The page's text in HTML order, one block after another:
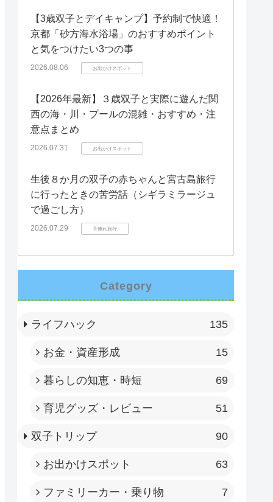
【3歳双子とデイキャンプ】予約制で快適！
京都「砂方海水浴場」のおすすめポイント
と気をつけたい3つの事
2026.08.06 お出かけスポット
【2026年最新】３歳双子と実際に遊んだ関
西の海・川・プールの混雑・おすすめ・注
意点まとめ
2026.07.31 お出かけスポット
生後８か月の双子の赤ちゃんと宮古島旅行
に行ったときの苦労話（シギラミラージュ
で過ごし方）
2026.07.29 子連れ旅行
Category
ライフハック 135
お金・資産形成 15
暮らしの知恵・時短 69
育児グッズ・レビュー 51
双子トリップ 90
お出かけスポット 63
ファミリーカー・乗り物 7